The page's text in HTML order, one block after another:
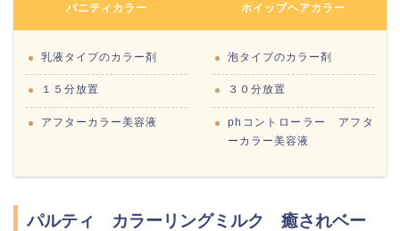
バニティカラー
乳液タイプのカラー剤
１５分放置
アフターカラー美容液
ホイップヘアカラー
泡タイプのカラー剤
３０分放置
phコントローラー アフタ
ーカラー美容液
パルティ カラーリングミルク 癒されベー